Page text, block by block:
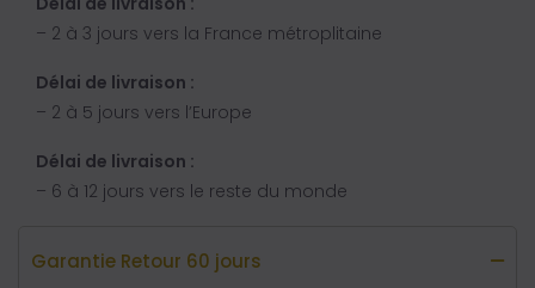
– 2 à 3 jours vers la France métroplitaine
Délai de livraison :
– 2 à 5 jours vers l’Europe
Délai de livraison :
– 6 à 12 jours vers le reste du monde
Garantie Retour 60 jours